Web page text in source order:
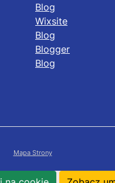
Blog
Wixsite
Blog
Blogger
Blog
Mapa Strony